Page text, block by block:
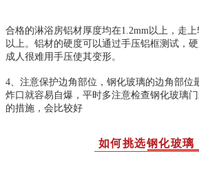
合格的淋浴房铝材厚度均在1.2mm以上，走
以上。铝材的硬度可以通过手压铝框测试，
成人很难用手压使其变形。
4、注意保护边角部位，钢化玻璃的边角部位
炸口就容易自爆，平时多注意检查钢化玻璃
的措施，会比较好
如何挑选钢化玻璃